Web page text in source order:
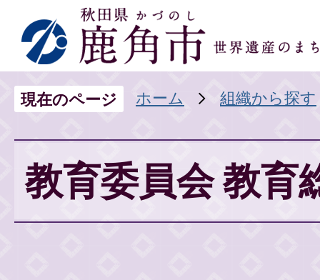
現在のページ ホーム 組織から探す
教育委員会 教育